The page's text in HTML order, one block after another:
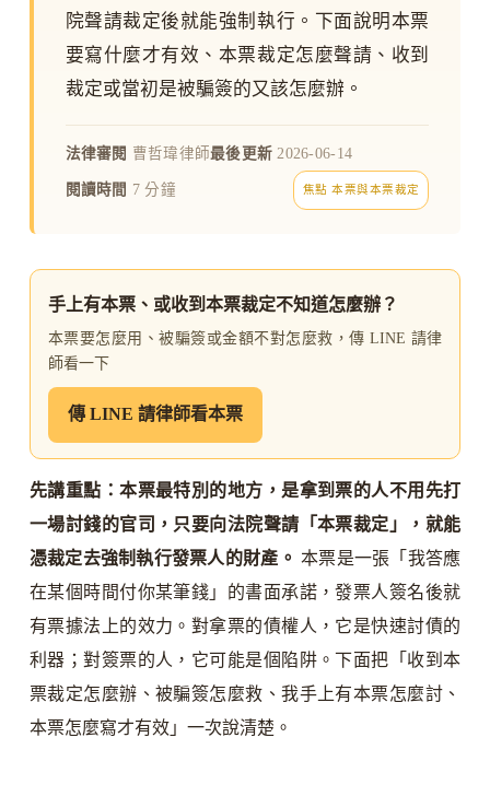
院聲請裁定後就能強制執行。下面說明本票
要寫什麼才有效、本票裁定怎麼聲請、收到
裁定或當初是被騙簽的又該怎麼辦。
法律審閱 曹哲瑋律師最後更新 2026-06-14
閱讀時間 7 分鐘 焦點 本票與本票裁定
手上有本票、或收到本票裁定不知道怎麼辦？
本票要怎麼用、被騙簽或金額不對怎麼救，傳 LINE 請律
師看一下
傳 LINE 請律師看本票
先講重點：本票最特別的地方，是拿到票的人不用先打
一場討錢的官司，只要向法院聲請「本票裁定」，就能
憑裁定去強制執行發票人的財產。 本票是一張「我答應
在某個時間付你某筆錢」的書面承諾，發票人簽名後就
有票據法上的效力。對拿票的債權人，它是快速討債的
利器；對簽票的人，它可能是個陷阱。下面把「收到本
票裁定怎麼辦、被騙簽怎麼救、我手上有本票怎麼討、
本票怎麼寫才有效」一次說清楚。